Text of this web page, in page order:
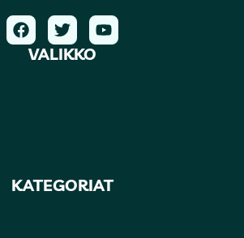
VALIKKO
KATEGORIAT